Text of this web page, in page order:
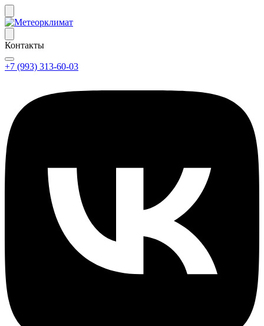
Контакты
+7 (993) 313-60-03